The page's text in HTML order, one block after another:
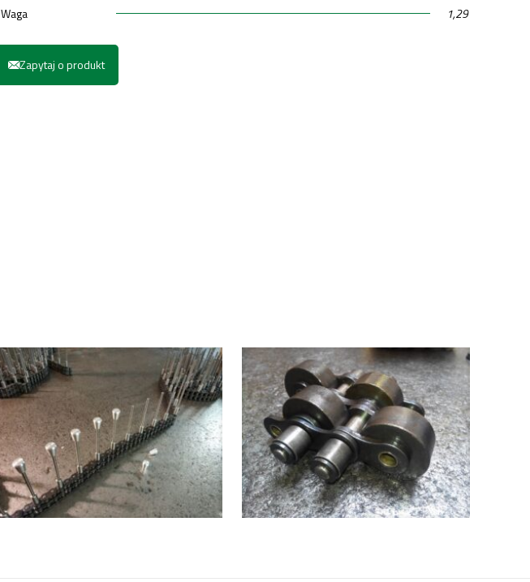
Waga
1,29
Zapytaj o produkt